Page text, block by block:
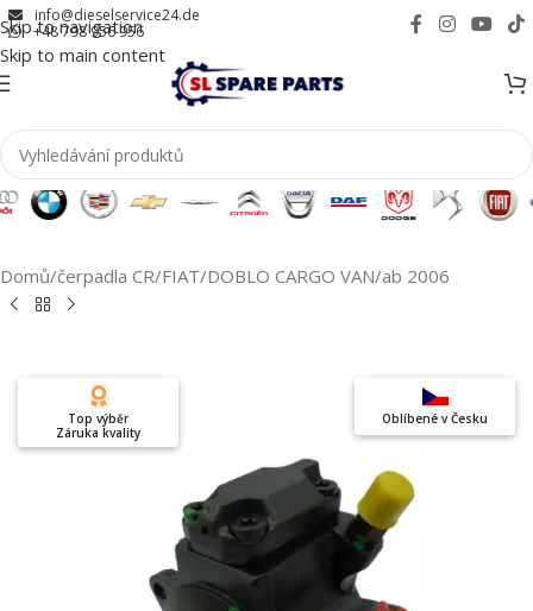
Skip to navigation
Skip to main content
info@dieselservice24.de
+48 798 956 956
Domů/čerpadla CR/FIAT/DOBLO CARGO VAN/ab 2006
Oblíbené v Česku
Top výběr
Záruka kvality